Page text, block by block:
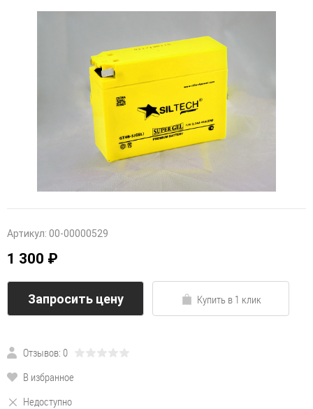
Артикул: 00-00000529
1 300 ₽
Запросить цену Купить в 1 клик
Отзывов: 0
В избранное
Недоступно